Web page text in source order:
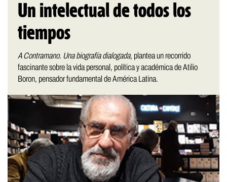
Un intelectual de todos los
tiempos
A Contramano. Una biografía dialogada, plantea un recorrido
fascinante sobre la vida personal, política y académica de Atilio
Boron, pensador fundamental de América Latina.